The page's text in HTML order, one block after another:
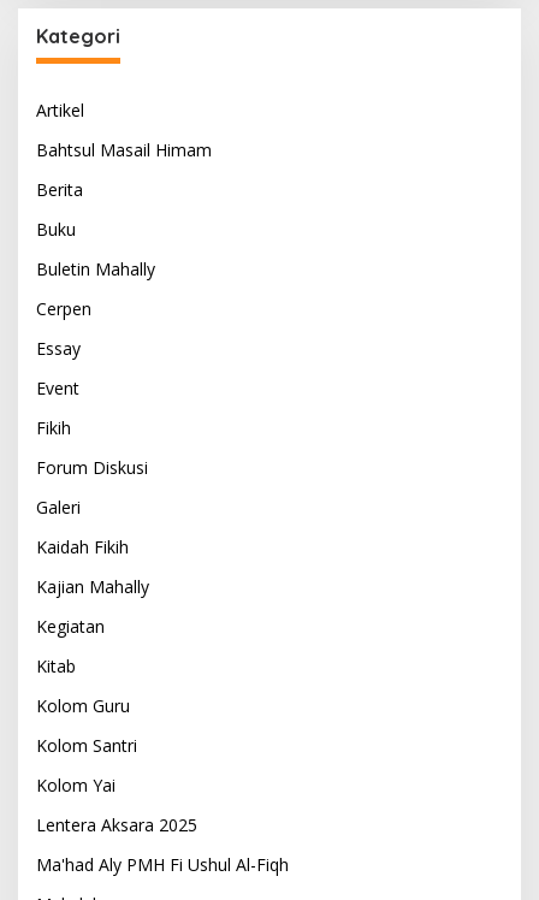
Kategori
Artikel
Bahtsul Masail Himam
Berita
Buku
Buletin Mahally
Cerpen
Essay
Event
Fikih
Forum Diskusi
Galeri
Kaidah Fikih
Kajian Mahally
Kegiatan
Kitab
Kolom Guru
Kolom Santri
Kolom Yai
Lentera Aksara 2025
Ma'had Aly PMH Fi Ushul Al-Fiqh